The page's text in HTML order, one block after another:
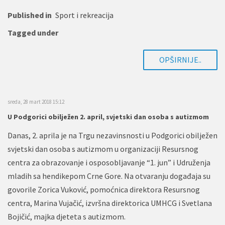
Published in Sport i rekreacija
Tagged under
OPŠIRNIJE..
sreda, 28 mart 2018 15:12
U Podgorici obilježen 2. april, svjetski dan osoba s autizmom
Danas, 2. aprila je na Trgu nezavinsnosti u Podgorici obilježen
svjetski dan osoba s autizmom u organizaciji Resursnog
centra za obrazovanje i osposobljavanje “1. jun” i Udruženja
mladih sa hendikepom Crne Gore. Na otvaranju događaja su
govorile Zorica Vuković, pomoćnica direktora Resursnog
centra, Marina Vujačić, izvršna direktorica UMHCG i Svetlana
Bojičić, majka djeteta s autizmom.